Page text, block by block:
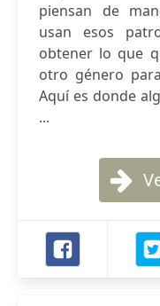
piensan de
usan esos
obtener lo que
otro género
Aquí es donde
...